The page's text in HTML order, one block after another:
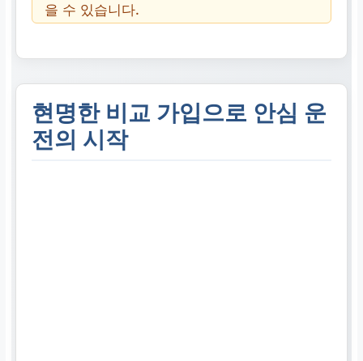
을 수 있습니다.
현명한 비교 가입으로 안심 운
전의 시작